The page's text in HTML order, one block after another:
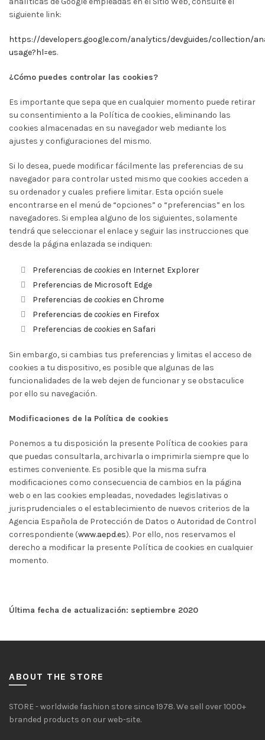
siguiente link:
https://developers.google.com/analytics/devguides/collection/
usage?hl=es.
¿Cómo puedes controlar las cookies?
Es importante que sepa que en cualquier momento puede retirar
su consentimiento a la Política de cookies, eliminando las
cookies almacenadas en su navegador web mediante los
ajustes y configuraciones del mismo.
Si lo desea, puede modificar fácilmente las preferencias de su
navegador para controlar usted mismo que cookies acceden a
su ordenador y cuales prefiere limitar. Esta opción suele
encontrarse en el menú de “opciones” o “preferencias” en los
navegadores. Si emplea alguno de los siguientes, solamente
tendrá que seleccionar el enlace y seguir las instrucciones que
desde la página enlazada se indiquen:
Preferencias de cookies en Internet Explorer
Preferencias de Microsoft Edge
Preferencias de cookies en Chrome
Preferencias de cookies en Firefox
Preferencias de cookies en Safari
Sin embargo, si cambias tus preferencias y limitas el acceso de
cookies a tu dispositivo, es posible que algunas de las
funcionalidades de la web dejen de funcionar y se obstaculice
por ello su navegación.
Modificaciones de la Política de cookies
Ponemos a tu disposición la presente Política de cookies para
que puedas consultarla, archivarla o imprimirla siempre que lo
estimes conveniente. Es posible que la misma sufra
modificaciones como consecuencia de cambios en la página
web o en las cookies empleadas, novedades legislativas o
jurisprudenciales o el establecimiento de nuevos criterios de la
Agencia Española de Protección de Datos o Autoridad de Control
correspondiente (www.aepd.es). Por ello, nos reservamos el
derecho a modificar la presente Política de cookies en cualquier
momento.
Última fecha de actualización: septiembre 2020
ABOUT THE STORE
STORE - worldwide fashion store since 1978. We sell over 1000+
branded products on our web-site.